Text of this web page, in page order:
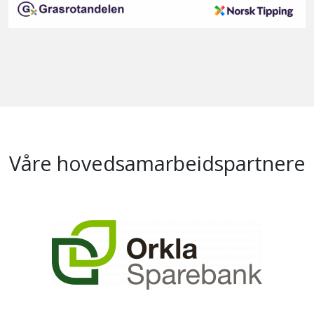
Våre hovedsamarbeidspartnere